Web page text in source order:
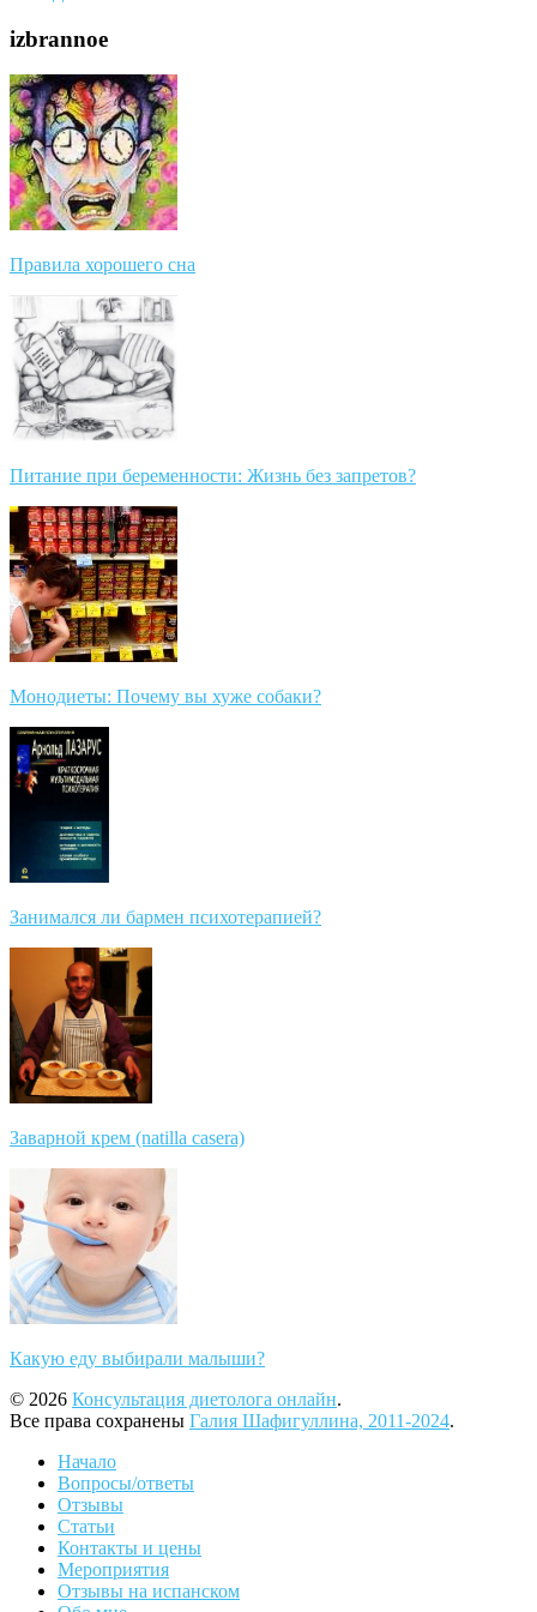
izbrannoe
Правила хорошего сна
Питание при беременности: Жизнь без запретов?
Монодиеты: Почему вы хуже собаки?
Занимался ли бармен психотерапией?
Заварной крем (natilla casera)
Какую еду выбирали малыши?
© 2026 Консультация диетолога онлайн.
Все права сохранены Галия Шафигуллина, 2011-2024.
Начало
Вопросы/ответы
Отзывы
Статьи
Контакты и цены
Мероприятия
Отзывы на испанском